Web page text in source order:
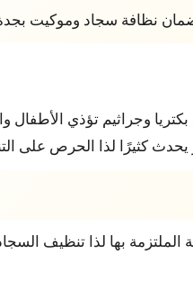
لضمان نظافة سجاد وموكيت
بكتريا وجراثيم تؤذي
يحدث كثيرًا لذا الحرص على
الملتزمة بها لذا تنظيف